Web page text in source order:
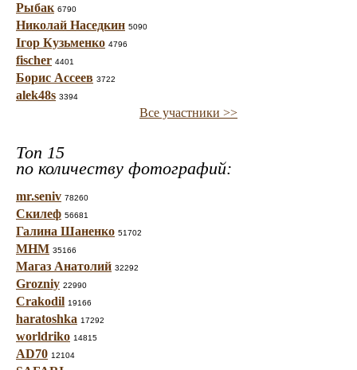
Рыбак 6790
Николай Наседкин 5090
Ігор Кузьменко 4796
fischer 4401
Борис Ассеев 3722
alek48s 3394
Все участники >>
Топ 15
по количеству фотографий:
mr.seniv 78260
Скилеф 56681
Галина Шаненко 51702
МНМ 35166
Магаз Анатолий 32292
Grozniy 22990
Crakodil 19166
haratoshka 17292
worldriko 14815
AD70 12104